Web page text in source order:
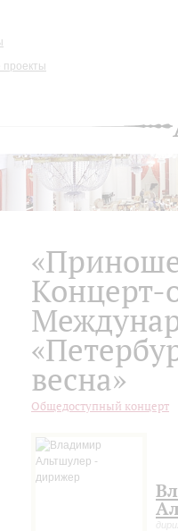
Концерт-
весна»
Общедоступный концерт